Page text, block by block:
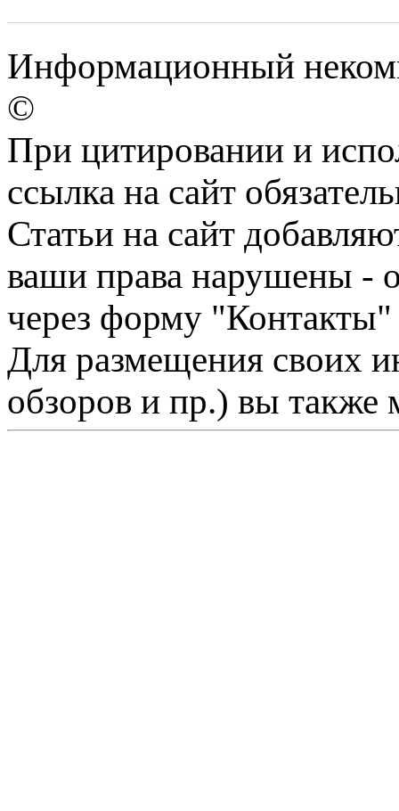
Информационный
©
При цитировании и
ссылка на сайт
Статьи на сайт
ваши права нарушены -
через форму "Контакты"
Для размещения своих
обзоров и пр.) вы также